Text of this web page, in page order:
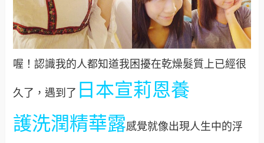
喔！認識我的人都知道我困擾在乾燥髮質上已經很
久了，遇到了 日本宣莉恩養
護洗潤精華露感覺就像出現人生中的浮